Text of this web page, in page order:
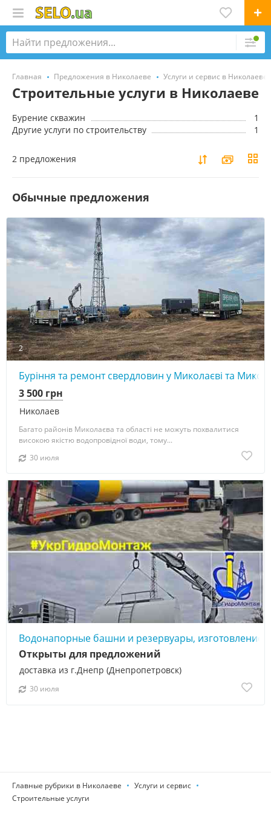
Главная Предложения в Николаеве Услуги и сервис в Николаеве
Строительные услуги в Николаеве
Бурение скважин
1
Другие услуги по строительству
1
2 предложения
Обычные предложения
2
Буріння та ремонт свердловин у Миколаєві та
Николаев
3 500 грн
Багато районів Миколаєва та області не можуть похвалитися
високою якістю водопровідної води, тому...
30 июля
2
Водонапорные башни и резервуары, изготовление
доставка из г.Днепр (Днепропетровск)
Открыты для предложений
30 июля
Главные рубрики в Николаеве
Услуги и сервис
Строительные услуги